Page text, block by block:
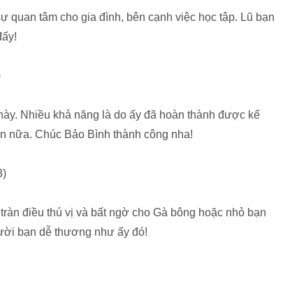
quan tâm cho gia đình, bên cạnh việc học tập. Lũ bạn
Nhiều khả năng là do ấy đã hoàn thành được kế
nữa. Chúc Bảo Bình thành công nha!
điều thú vị và bất ngờ cho Gà bông hoặc nhỏ bạn
bạn dễ thương như ấy đó!